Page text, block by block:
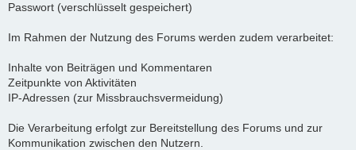
Passwort (verschlüsselt gespeichert)
Im Rahmen der Nutzung des Forums werden zudem verarbeitet:
Inhalte von Beiträgen und Kommentaren
Zeitpunkte von Aktivitäten
IP-Adressen (zur Missbrauchsvermeidung)
Die Verarbeitung erfolgt zur Bereitstellung des Forums und zur
Kommunikation zwischen den Nutzern.